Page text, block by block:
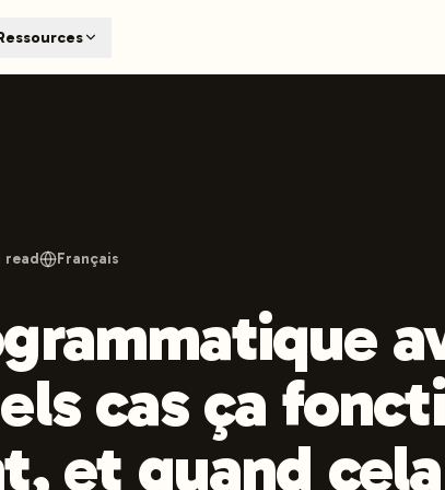
engines like ChatGPT, Claude, and Perplexity.
hours.
read Français
cas ça
et quand